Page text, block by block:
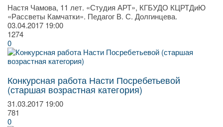
Настя Чамова, 11 лет. «Студия АРТ», КГБУДО КЦРТДиЮ
«Рассветы Камчатки». Педагог В. С. Долгинцева.
03.04.2017 19:00
1274
0
Конкурсная работа Насти Посребетьевой
(старшая возрастная категория)
31.03.2017 19:00
781
0